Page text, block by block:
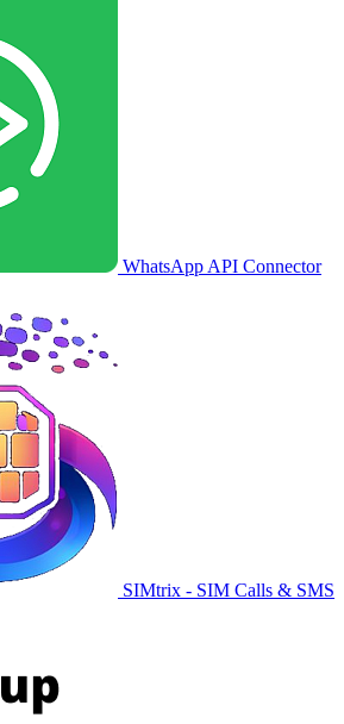
WhatsApp API Connector
SIMtrix - SIM Calls & SMS